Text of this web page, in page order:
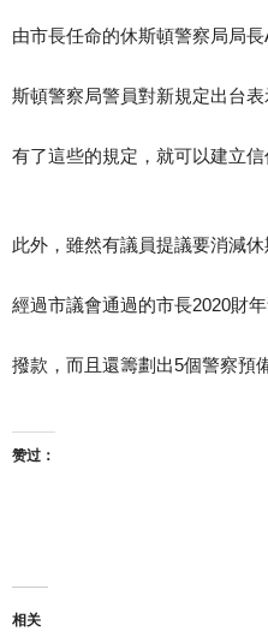
由市長任命的休斯頓警察局局
斯頓警察局警員對新規定出台
有了這些的規定，就可以建立信
此外，雖然有議員提議要消減
經過市議會通過的市長2020財
撥款，而且還籌劃出5個警察預
赞过：
相关